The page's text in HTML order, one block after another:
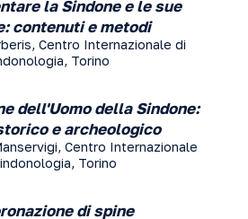
la Sindone e le sue
contenuti e metodi
Centro Internazionale di
Torino
dell'Uomo della Sindone:
e archeologico
Centro Internazionale
Torino
di spine